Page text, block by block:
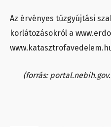
Az érvényes tűzgyújtási
korlátozásokról a
(forrás: